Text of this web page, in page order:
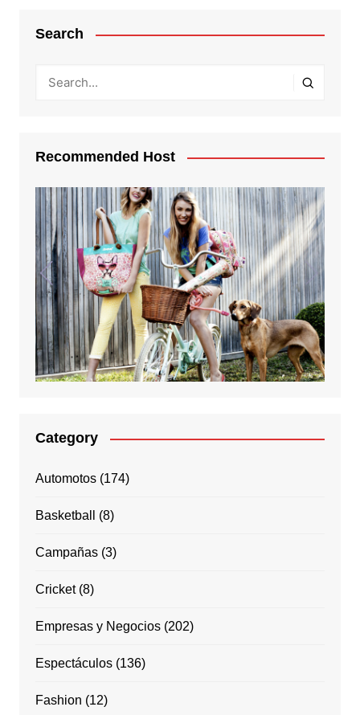
Search
Recommended Host
Category
Automotos(174)
Basketball (8)
Campañas(3)
Cricket(8)
Empresas y Negocios(202)
Espectáculos(136)
Fashion (12)